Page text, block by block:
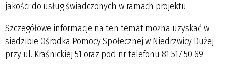
jakości do usług świadczonych w ramach projektu.
Szczegółowe informacje na ten temat można uzyskać w
siedzibie Ośrodka Pomocy Społecznej w Niedrzwicy Dużej
przy ul. Kraśnickiej 51 oraz pod nr telefonu 81 517 50 69